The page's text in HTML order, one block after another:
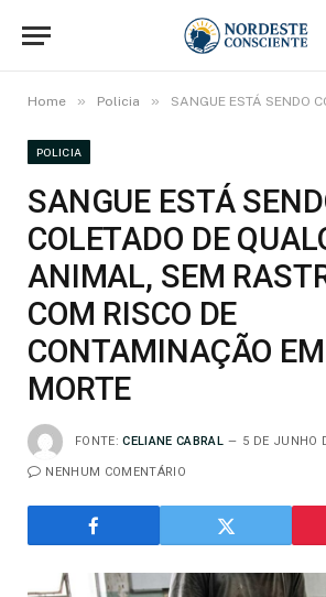
Home » Policia » SANGUE ESTÁ SENDO COLETADO DE QUALQUER ANIMAL, SEM
POLICIA
SANGUE ESTÁ
COLETADO DE
ANIMAL, SEM
COM RISCO DE
CONTAMINAÇÃO
MORTE
FONTE: CELIANE CABRAL 5 DE JUNHO
NENHUM COMENTÁRIO